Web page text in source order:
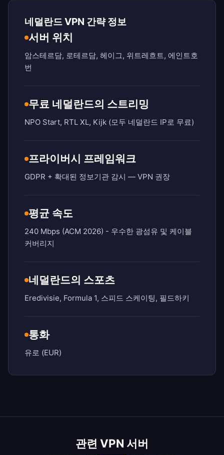
네덜란드 VPN 간략 정보
서버 위치
암스테르담, 로테르담, 헤이그, 위트레흐트, 에인트호
번
무료 네덜란드의 스트리밍
NPO Start, RTL XL, Kijk (모두 네덜란드 IP로 무료)
프라이버시 프레임워크
GDPR + 확대된 정보기관 감시 — VPN 권장
평균 속도
240 Mbps (ACM 2026) - 우수한 광섬유 및 케이블
커버리지
네덜란드의 스포츠
Eredivisie, Formula 1, 스피드 스케이팅, 필드하키
통화
유로 (EUR)
관련 VPN 서버